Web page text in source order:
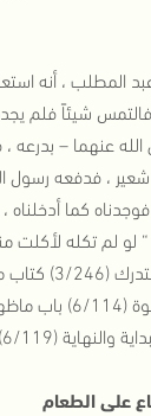
المطلب ، أنه
، فالتمس شيئاً فلم
الله عنهما –
شعير ، فدفعه رسول
كما
لو لم تكله
]أخرجه الحاكم في
والبيهقي في دلائل
(6/119) .[